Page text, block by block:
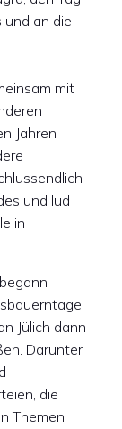
und an die
mit
Jahren
und lud
in
Jülich dann
Darunter
die
Themen